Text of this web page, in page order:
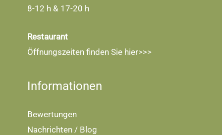
8-12 h & 17-20 h
Restaurant
Öffnungszeiten finden Sie hier>>>
Informationen
Bewertungen
Nachrichten / Blog